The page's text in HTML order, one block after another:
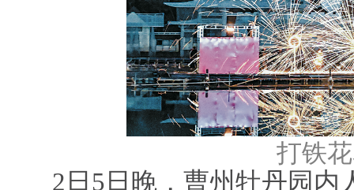
打铁
2日5日晚，曹州牡丹园内